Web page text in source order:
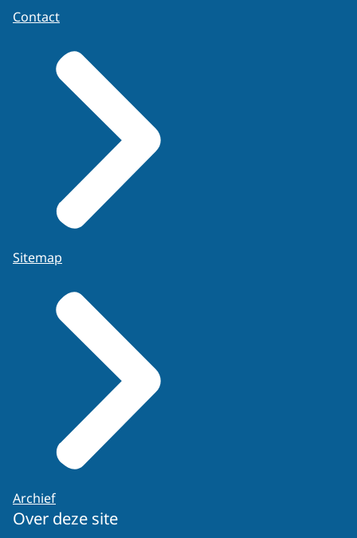
Contact
Sitemap
Archief
Over deze site